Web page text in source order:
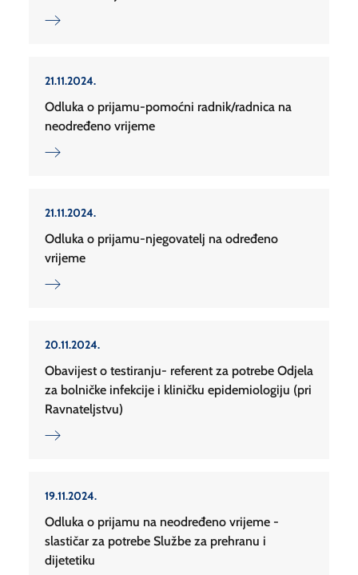
21.11.2024.
Odluka o prijamu-pomoćni radnik/radnica na
neodređeno vrijeme
21.11.2024.
Odluka o prijamu-njegovatelj na određeno
vrijeme
20.11.2024.
Obavijest o testiranju- referent za potrebe Odjela
za bolničke infekcije i kliničku epidemiologiju (pri
Ravnateljstvu)
19.11.2024.
Odluka o prijamu na neodređeno vrijeme -
slastičar za potrebe Službe za prehranu i
dijetetiku